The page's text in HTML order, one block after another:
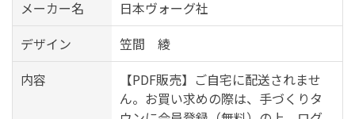
メーカー名
日本ヴォーグ社
デザイン
笠間 綾
内容
【PDF販売】ご自宅に配送されませ
ん。お買い求めの際は、手づくりタ